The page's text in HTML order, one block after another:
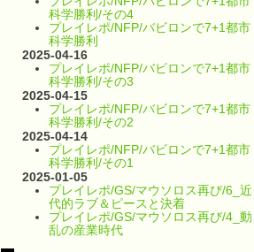
科学勝利/その4
プレイレポ/NFP/バビロンで7+1都市
科学勝利
2025-04-16
プレイレポ/NFP/バビロンで7+1都市
科学勝利/その3
2025-04-15
プレイレポ/NFP/バビロンで7+1都市
科学勝利/その2
2025-04-14
プレイレポ/NFP/バビロンで7+1都市
科学勝利/その1
2025-01-05
プレイレポ/GS/マウソロス再び/6_近
代的ラブ＆ピースと決着
プレイレポ/GS/マウソロス再び/4_動
乱の産業時代